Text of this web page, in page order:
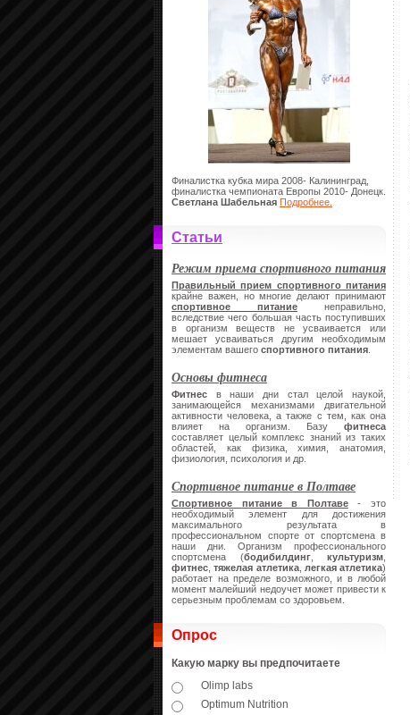
Финалистка кубка мира 2008- Калининград,
финалистка чемпионата Европы 2010- Донецк.
Светлана Шабельная Подробнее.
Статьи
Режим приема спортивного питания
Правильный прием спортивного питания
крайне важен, но многие делают принимают
спортивное питание неправильно,
вследствие чего большая часть поступивших
в организм веществ не усваивается или
мешает усваиваться другим необходимым
элементам вашего спортивного питания
Основы фитнеса
Фитнес в наши дни стал целой наукой,
занимающейся механизмами двигательной
активности человека, а также с тем, как она
влияет на организм. Базу фитнеса
составляет целый комплекс знаний из таких
областей, как физика, химия, анатомия,
физиология, психология и др.
Спортивное питание в Полтаве
Спортивное питание в Полтаве- это
необходимый элемент для достижения
максимального результата в
профессиональном спорте от спортсмена в
наши дни. Организм профессионального
спортсмена (бодибилдинг, культуризм
фитнес ,тяжелая атлетика, легкая атлетика)
работает на пределе возможного, и в любой
момент малейший недоучет может привести к
серьезным проблемам со здоровьем.
Опрос
Какую марку вы предпочитаете
Olimp labs
Optimum Nutrition